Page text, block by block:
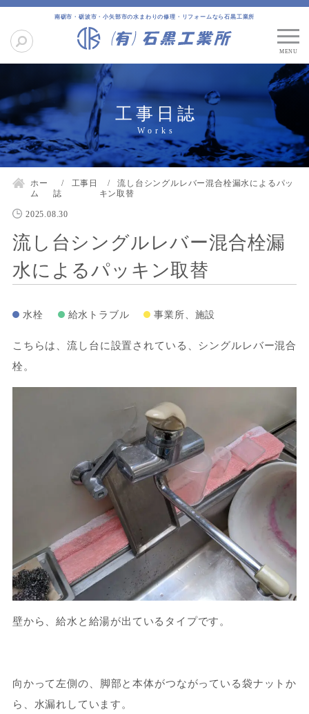
南砺市・砺波市・小矢部市の水まわりの修理・リフォームなら石黒工業所
工事日誌
ホー
ム
工事日
誌
流し台シングルレバー混合栓漏水によるパッ
キン取替
2025.08.30
流し台シングルレバー混合栓漏
水によるパッキン取替
水栓 給水トラブル 事業所、施設
こちらは、流し台に設置されている、シングルレバー混合
栓。
壁から、給水と給湯が出ているタイプです。
向かって左側の、脚部と本体がつながっている袋ナットか
ら、水漏れしています。